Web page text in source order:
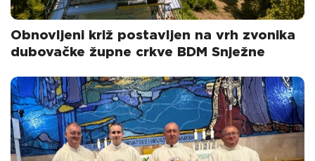
Obnovljeni križ postavljen na vrh zvonika
dubovačke župne crkve BDM Snježne